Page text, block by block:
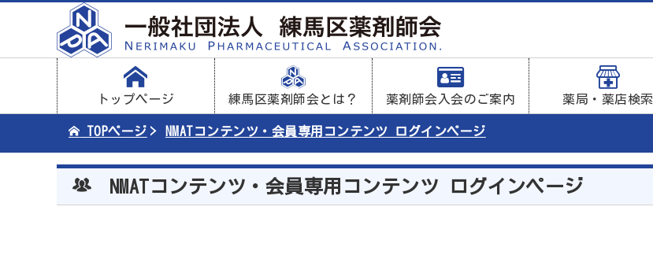
トップページ 練馬区薬剤師会とは？ 薬剤師会入会のご案内 薬局・薬店検索
TOPページ NMATコンテンツ・会員専用コンテンツ ログインページ
NMATコンテンツ・会員専用コンテンツ ログインページ